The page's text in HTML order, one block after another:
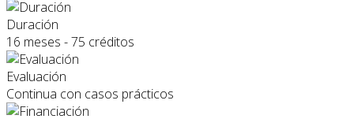
Duración
16 meses - 75 créditos
Evaluación
Continua con casos prácticos